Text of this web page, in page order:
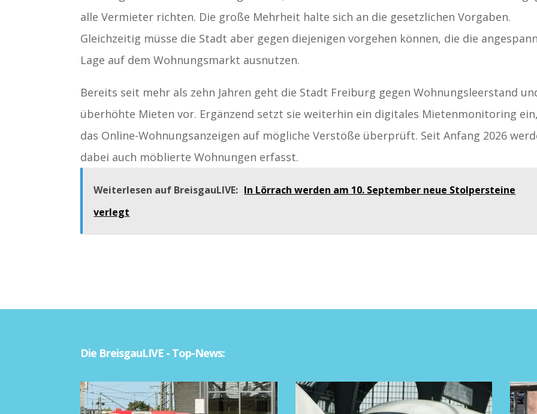
alle Vermieter richten. Die große Mehrheit halte sich an die gesetzlichen Vorgaben.
Gleichzeitig müsse die Stadt aber gegen diejenigen vorgehen können, die die
Lage auf dem Wohnungsmarkt ausnutzen.
Bereits seit mehr als zehn Jahren geht die Stadt Freiburg gegen Wohnungsleerstand
überhöhte Mieten vor. Ergänzend setzt sie weiterhin ein digitales Mietenmonitoring
das Online-Wohnungsanzeigen auf mögliche Verstöße überprüft. Seit Anfang 2026
dabei auch möblierte Wohnungen erfasst.
Weiterlesen auf BreisgauLIVE: In Lörrach werden am 10. September neue Stolpersteine
verlegt
Die BreisgauLIVE - Top-News: